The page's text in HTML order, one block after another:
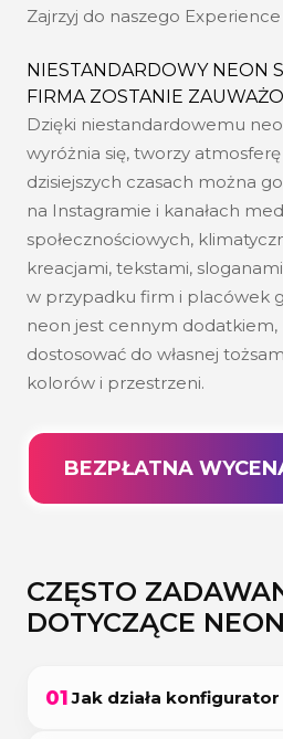
Zajrzyj do naszego
NIESTANDARDOWY NEON
FIRMA ZOSTANIE
Dzięki niestandardowemu
wyróżnia się, tworzy
dzisiejszych czasach można
na Instagramie i kanałach
społecznościowych,
kreacjami, tekstami,
w przypadku firm i placówek
neon jest cennym dodatkiem,
dostosować do własnej
kolorów i przestrzeni.
BEZPŁATNA
CZĘSTO
DOTYCZĄCE
01 Jak działa konfigurator